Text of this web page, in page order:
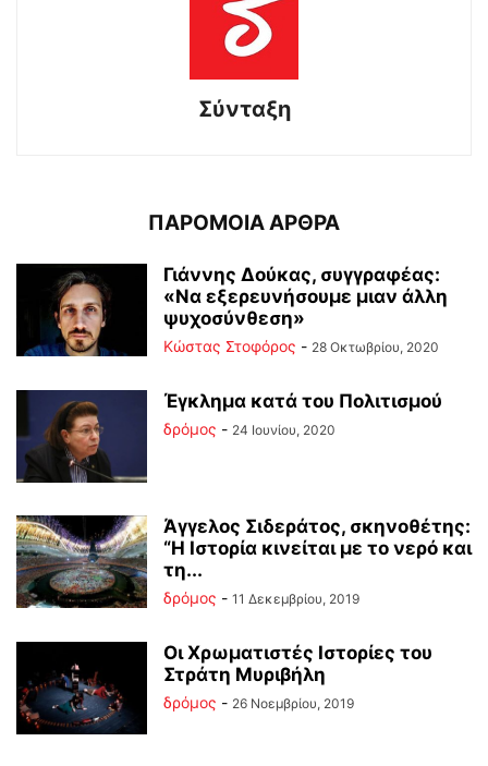
Σύνταξη
ΠΑΡΟΜΟΙΑ ΑΡΘΡΑ
Γιάννης Δούκας, συγγραφέας:
«Να εξερευνήσουμε μιαν άλλη
ψυχοσύνθεση»
Κώστας Στοφόρος - 28 Οκτωβρίου, 2020
Έγκλημα κατά του Πολιτισμού
δρόμος - 24 Ιουνίου, 2020
Άγγελος Σιδεράτος, σκηνοθέτης:
“Η Ιστορία κινείται με το νερό και
τη...
δρόμος - 11 Δεκεμβρίου, 2019
Οι Χρωματιστές Ιστορίες του
Στράτη Μυριβήλη
δρόμος - 26 Νοεμβρίου, 2019